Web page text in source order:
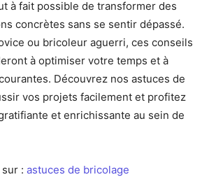
à fait possible de transformer des
concrètes sans se sentir dépassé.
ou bricoleur aguerri, ces conseils
à optimiser votre temps et à
Découvrez nos astuces de
vos projets facilement et profitez
et enrichissante au sein de
: astuces de bricolage